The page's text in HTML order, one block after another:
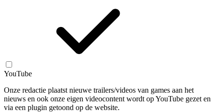
YouTube
Onze redactie plaatst nieuwe trailers/videos van games aan het
nieuws en ook onze eigen videocontent wordt op YouTube gezet en
via een plugin getoond op de website.